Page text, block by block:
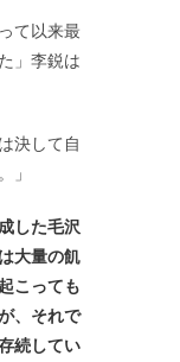
て以来最
」李鋭は
決して自
」
した毛沢
大量の飢
こっても
、それで
続してい